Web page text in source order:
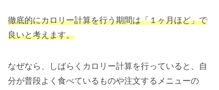
徹底的にカロリー計算を行う期間は「１ヶ月ほど」で
良いと考えます。
なぜなら、しばらくカロリー計算を行っていると、自
分が普段よく食べているものや注文するメニューの